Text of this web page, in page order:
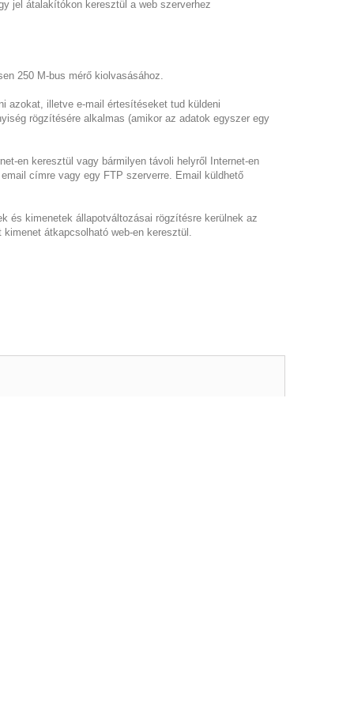
jel átalakítókon keresztül a web szerverhez
250 M-bus mérő kiolvasásához.
azokat, illetve e-mail értesítéseket tud küldeni
rögzítésére alkalmas (amikor az adatok egyszer egy
en keresztül vagy bármilyen távoli helyről Internet-en
címre vagy egy FTP szerverre. Email küldhető
és kimenetek állapotváltozásai rögzítésre kerülnek az
átkapcsolható web-en keresztül.